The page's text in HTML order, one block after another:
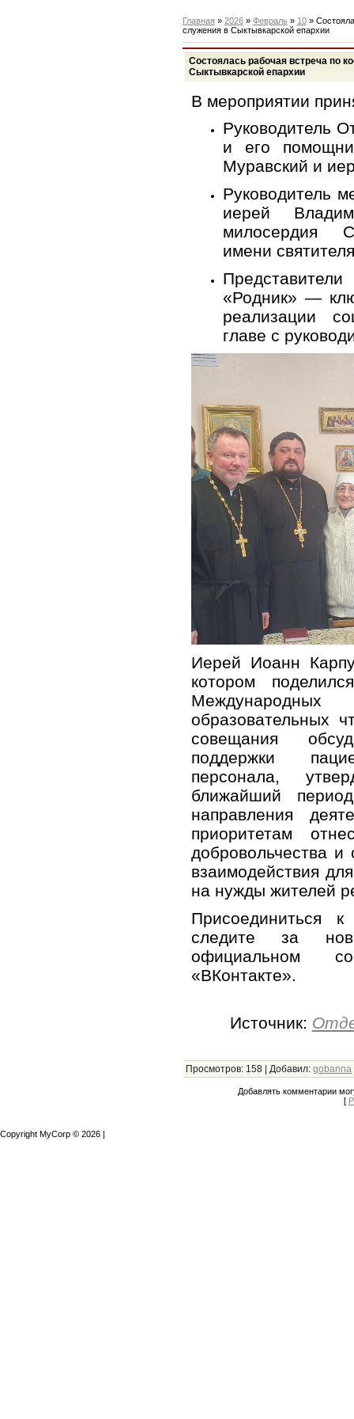
Главная » 2026 » Февраль » 10»
служения в Сыктывкарской епархии
Состоялась рабочая встреча по
Сыктывкарской епархии
В мероприятии
Руководитель
и его
Муравский и
Руководитель
иерей
милосердия
имени
«Родник» —
реализации
главе с
Иерей Иоанн
котором
образовательных
совещания
поддержки
персонала,
ближайший
направления
приоритетам
добровольчества
взаимодействия
на нужды жителей
Присоединиться
следите за
официальном
«ВКонтакте».
Источник:
Просмотров: 158| Добавил: gobanna
Добавлять комментарии
[
Copyright MyCorp © 2026 |